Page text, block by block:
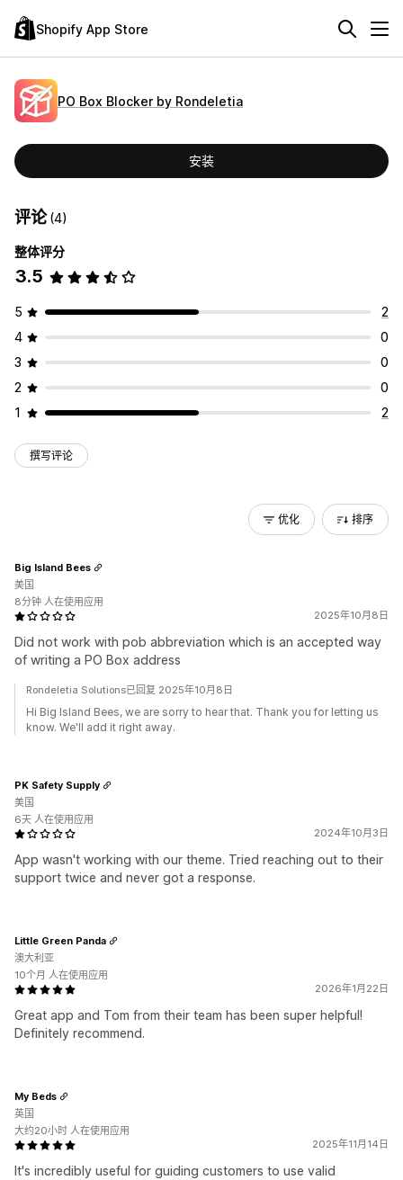
Shopify App Store
PO Box Blocker by Rondeletia
安装
评论(4)
整体评分
3.5
5
2
4
0
3
0
2
0
1
2
撰写评论
优化 排序
2025年10月8日
Did not work with pob abbreviation which is an accepted way
of writing a PO Box address
Big Island Bees
美国
8分钟 人在使用应用
Rondeletia Solutions已回复 2025年10月8日
Hi Big Island Bees, we are sorry to hear that. Thank you for letting us
know. We'll add it right away.
2024年10月3日
App wasn't working with our theme. Tried reaching out to their
support twice and never got a response.
PK Safety Supply
美国
6天 人在使用应用
2026年1月22日
Great app and Tom from their team has been super helpful!
Definitely recommend.
Little Green Panda
澳大利亚
10个月 人在使用应用
2025年11月14日
It's incredibly useful for guiding customers to use valid
My Beds
英国
大约20小时 人在使用应用